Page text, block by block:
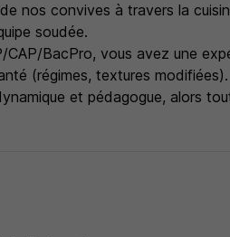
nos convives à travers la
soudée.
CAP/BacPro, vous avez une
(régimes, textures modifiées).
et pédagogue, alors